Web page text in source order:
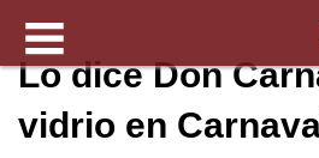
Lo dice Don
vidrio en